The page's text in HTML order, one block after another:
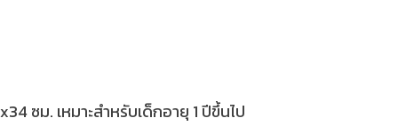
ซม. เหมาะสำหรับเด็กอายุ 1 ปีขึ้นไป